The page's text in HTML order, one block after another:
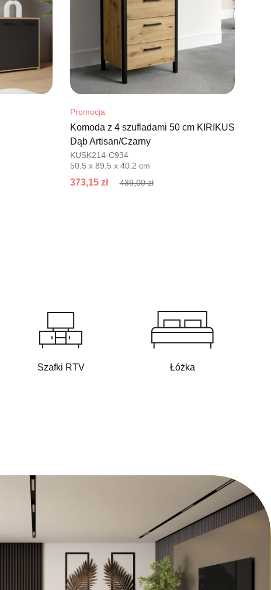
Promocja
Komoda z 4 szufladami 50 cm KIRIKUS
Dąb Artisan/Czarny
KUSK214-C934
50.5 x 89.5 x 40.2 cm
373,15 zł 439,00 zł
Szafki RTV Łóżka